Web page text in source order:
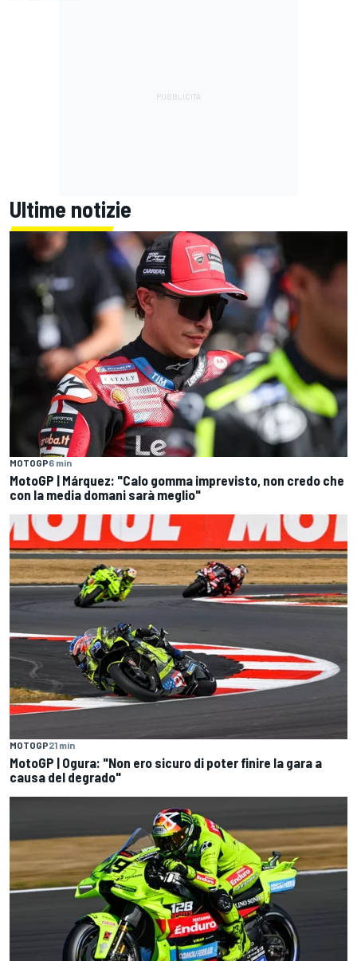
Ultime notizie
MOTOGP6 min
MotoGP | Márquez: "Calo gomma imprevisto, non credo che
con la media domani sarà meglio"
MOTOGP21 min
MotoGP | Ogura: "Non ero sicuro di poter finire la gara a
causa del degrado"